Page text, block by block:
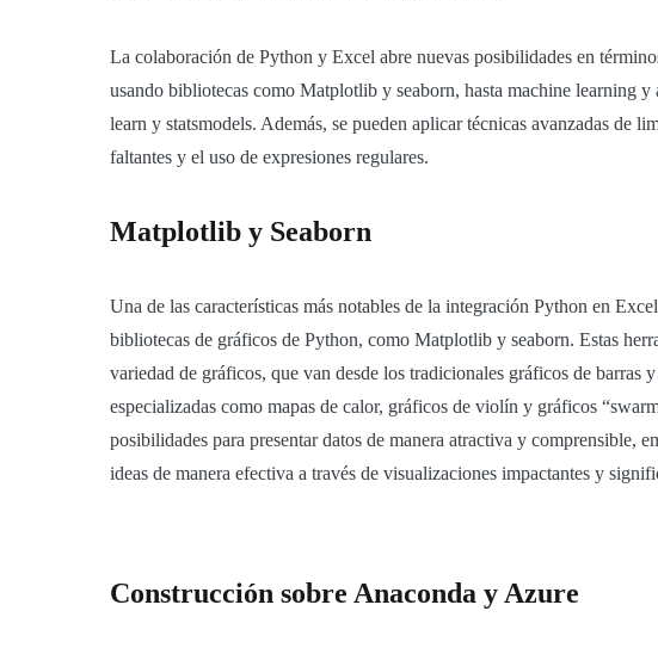
La colaboración de Python y Excel abre nuevas posibilidades en
usando bibliotecas como Matplotlib y seaborn, hasta machine learning
learn y statsmodels. Además, se pueden aplicar técnicas avanzadas de
faltantes y el uso de expresiones regulares.
Matplotlib y Seaborn
Una de las características más notables de la integración Python en
bibliotecas de gráficos de Python, como Matplotlib y seaborn. Estas
variedad de gráficos, que van desde los tradicionales gráficos de barras
especializadas como mapas de calor, gráficos de violín y gráficos
posibilidades para presentar datos de manera atractiva y comprensible,
ideas de manera efectiva a través de visualizaciones impactantes y
Construcción sobre Anaconda y Azure